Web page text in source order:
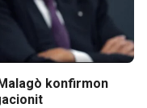
konfirmon